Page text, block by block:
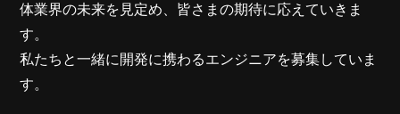
体業界の未来を見定め、皆さまの期待に応えていきま
す。
私たちと一緒に開発に携わるエンジニアを募集していま
す。